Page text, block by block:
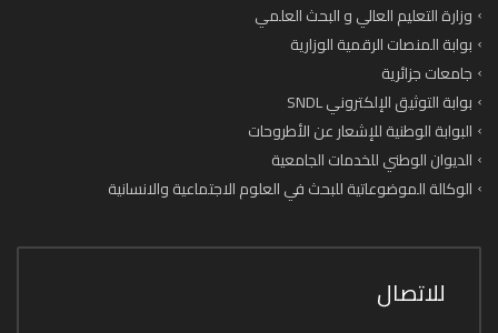
وزارة التعليم العالي و البحث العلمي
بوابة المنصات الرقمية الوزارية
جامعات جزائرية
بوابة التوثيق الإلكتروني SNDL
البوابة الوطنية للإشعار عن الأطروحات
الديوان الوطني للخدمات الجامعية
الوكالة الموضوعاتية للبحث في العلوم الاجتماعية والانسانية
للاتصال